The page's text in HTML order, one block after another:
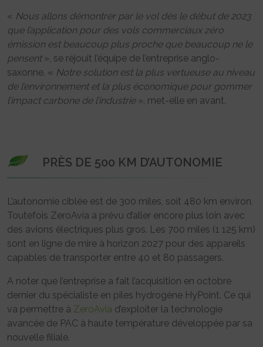
« Nous allons démontrer par le vol dès le début de 2023
que l’application pour des vols commerciaux zéro
émission est beaucoup plus proche que beaucoup ne le
pensent », se réjouit l’équipe de l’entreprise anglo-
saxonne. « Notre solution est la plus vertueuse au niveau
de l’environnement et la plus économique pour gommer
l’impact carbone de l’industrie», met-elle en avant.
PRÈS DE 500 KM D’AUTONOMIE
L’autonomie ciblée est de 300 miles, soit 480 km environ.
Toutefois ZeroAvia a prévu d’aller encore plus loin avec
des avions électriques plus gros. Les 700 miles (1 125 km)
sont en ligne de mire à horizon 2027 pour des appareils
capables de transporter entre 40 et 80 passagers.
A noter que l’entreprise a fait l’acquisition en octobre
dernier du spécialiste en piles hydrogène HyPoint. Ce qui
va permettre à ZeroAvia d’exploiter la technologie
avancée de PAC à haute température développée par sa
nouvelle filiale.